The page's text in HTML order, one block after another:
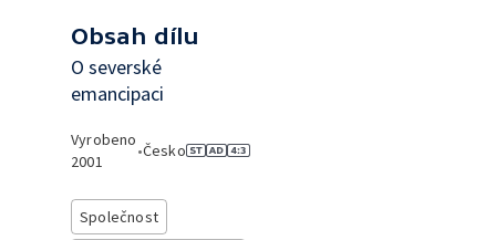
Obsah dílu
O severské
emancipaci
Vyrobeno
2001
•Česko
Společnost